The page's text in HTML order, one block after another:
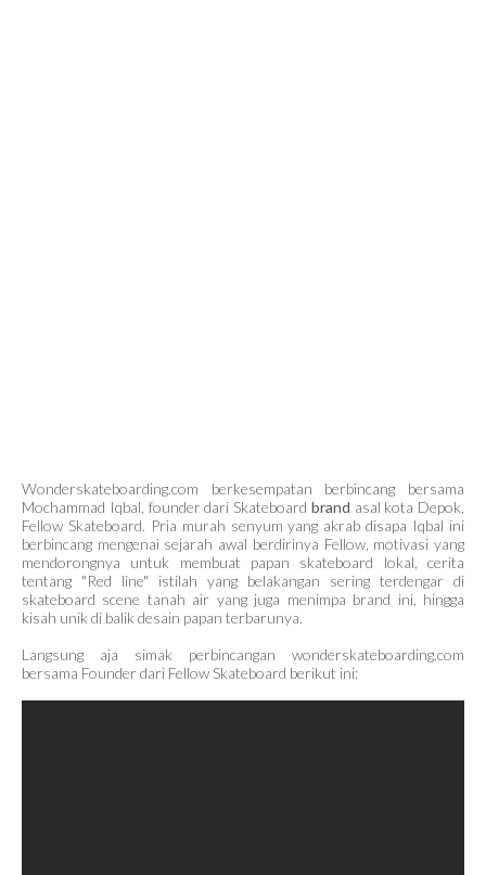
Wonderskateboarding.com berkesempatan berbincang bersama
Mochammad Iqbal, founder dari Skateboard brand asal kota Depok,
Fellow Skateboard. Pria murah senyum yang akrab disapa Iqbal ini
berbincang mengenai sejarah awal berdirinya Fellow, motivasi yang
mendorongnya untuk membuat papan skateboard lokal, cerita
tentang "Red line" istilah yang belakangan sering terdengar di
skateboard scene tanah air yang juga menimpa brand ini, hingga
kisah unik di balik desain papan terbarunya.
Langsung aja simak perbincangan wonderskateboarding.com
bersama Founder dari Fellow Skateboard berikut ini: